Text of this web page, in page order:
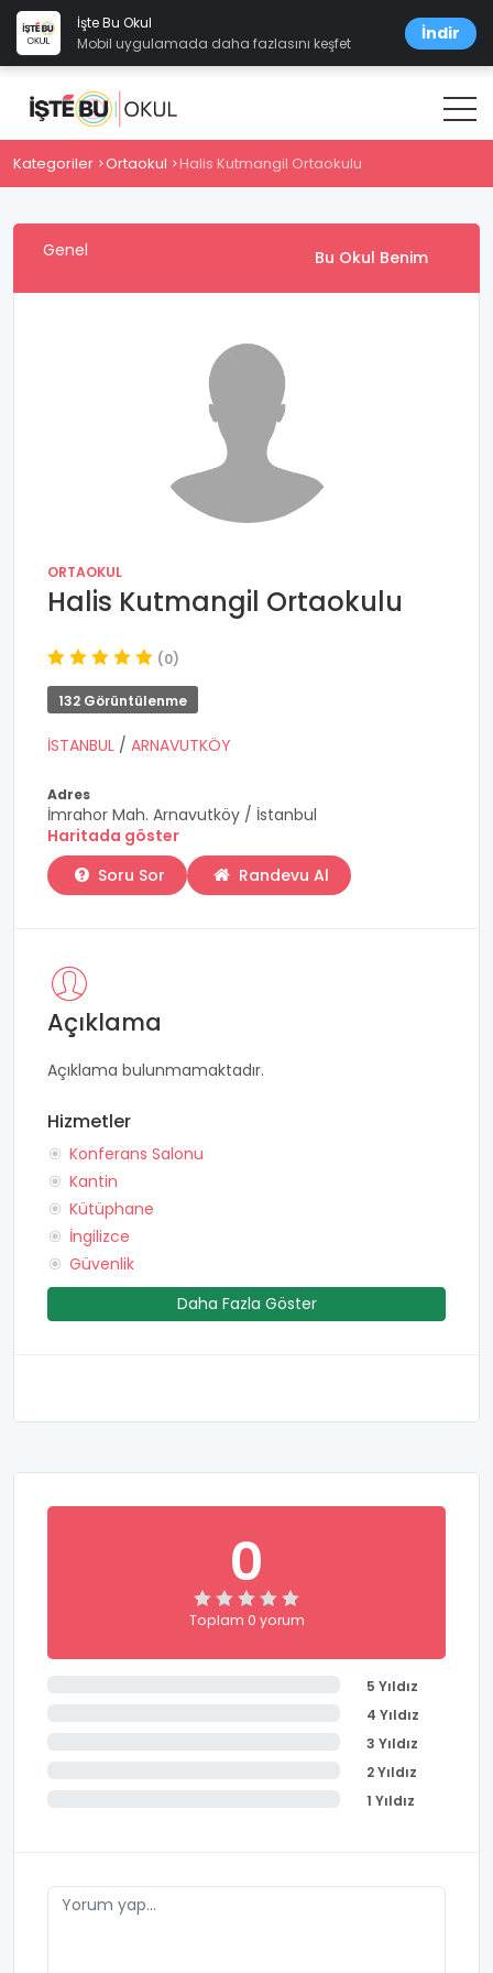
İşte Bu Okul
Mobil uygulamada daha fazlasını keşfet
İndir
Kategoriler Ortaokul Halis Kutmangil Ortaokulu
Genel Bu Okul Benim
ORTAOKUL
Halis Kutmangil Ortaokulu
(0)
132 Görüntülenme
İSTANBUL / ARNAVUTKÖY
Adres
İmrahor Mah. Arnavutköy / İstanbul
Haritada göster
Soru Sor
Randevu Al
Açıklama
Açıklama bulunmamaktadır.
Hizmetler
Konferans Salonu
Kantin
Kütüphane
İngilizce
Güvenlik
Daha Fazla Göster
0
Toplam 0 yorum
5 Yıldız
4 Yıldız
3 Yıldız
2 Yıldız
1 Yıldız